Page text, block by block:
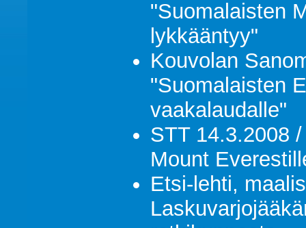
"Suomalaisten
lykkääntyy"
Kouvolan
"Suomalaisten
vaakalaudalle"
STT 14.3.2008
Mount
Etsi-lehti,